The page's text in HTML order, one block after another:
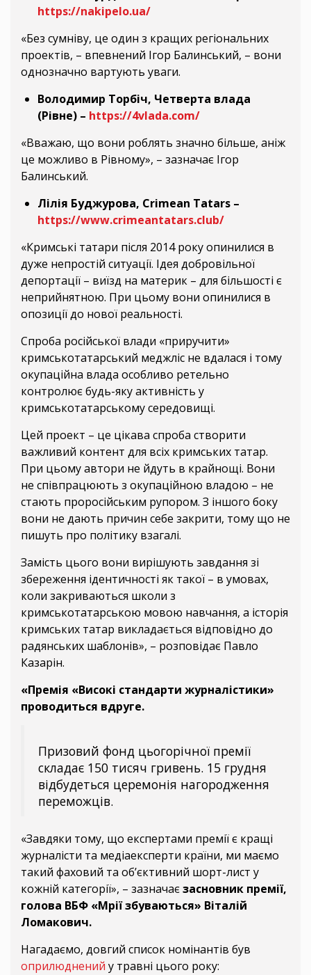
https://nakipelo.ua/
«Без сумніву, це один з кращих регіональних
проектів, – впевнений Ігор Балинський, – вони
однозначно вартують уваги.
Володимир Торбіч, Четверта влада
(Рівне) – https://4vlada.com/
«Вважаю, що вони роблять значно більше, аніж
це можливо в Рівному», – зазначає Ігор
Балинський.
Лілія Буджурова, Crimean Tatars –
https://www.crimeantatars.club/
«Кримські татари після 2014 року опинилися в
дуже непростій ситуації. Ідея добровільної
депортації – виїзд на материк – для більшості є
неприйнятною. При цьому вони опинилися в
опозиції до нової реальності.
Спроба російської влади «приручити»
кримськотатарський меджліс не вдалася і тому
окупаційна влада особливо ретельно
контролює будь-яку активність у
кримськотатарському середовищі.
Цей проект – це цікава спроба створити
важливий контент для всіх кримських татар.
При цьому автори не йдуть в крайнощі. Вони
не співпрацюють з окупаційною владою – не
стають проросійським рупором. З іншого боку
вони не дають причин себе закрити, тому що не
пишуть про політику взагалі.
Замість цього вони вирішують завдання зі
збереження ідентичності як такої – в умовах,
коли закриваються школи з
кримськотатарською мовою навчання, а історія
кримських татар викладається відповідно до
радянських шаблонів», – розповідає Павло
Казарін.
«Премія «Високі стандарти журналістики»
проводиться вдруге.
Призовий фонд цьогорічної премії
складає 150 тисяч гривень. 15 грудня
відбудеться церемонія нагородження
переможців.
«Завдяки тому, що експертами премії є кращі
журналісти та медіаексперти країни, ми маємо
такий фаховий та об’єктивний шорт-лист у
кожній категорії», – зазначаєзасновник премії,
голова ВБФ «Мрії збуваються» Віталій
Ломакович.
Нагадаємо, довгий список номінантів був
оприлюднений у травні цього року: